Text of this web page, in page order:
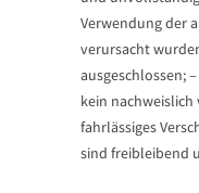
Verwendung der
verursacht
ausgeschlossen;
kein
fahrlässiges
sind freibleibend